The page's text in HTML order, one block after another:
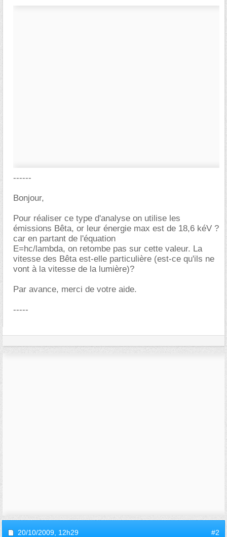
------
Bonjour,
Pour réaliser ce type d'analyse on utilise les
émissions Bêta, or leur énergie max est de 18,6 kéV ?
car en partant de l'équation
E=hc/lambda, on retombe pas sur cette valeur. La
vitesse des Bêta est-elle particulière (est-ce qu'ils ne
vont à la vitesse de la lumière)?
Par avance, merci de votre aide.
-----
20/10/2009, 12h29 #2